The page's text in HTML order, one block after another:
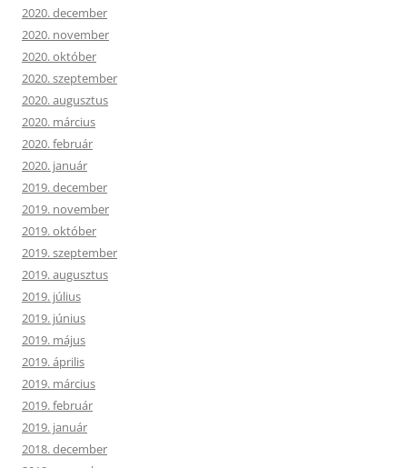
2020. december
2020. november
2020. október
2020. szeptember
2020. augusztus
2020. március
2020. február
2020. január
2019. december
2019. november
2019. október
2019. szeptember
2019. augusztus
2019. július
2019. június
2019. május
2019. április
2019. március
2019. február
2019. január
2018. december